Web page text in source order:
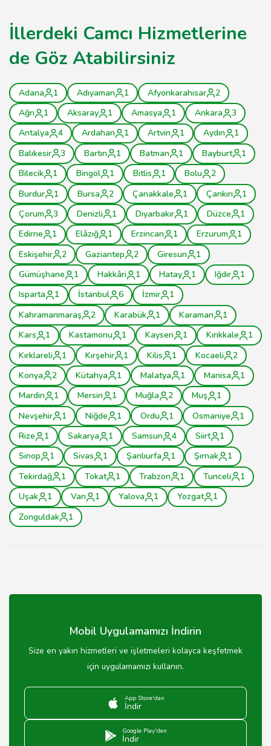
İllerdeki Camcı Hizmetlerine
de Göz Atabilirsiniz
Adana 1 Adıyaman 1 Afyonkarahisar
2
Ağrı
1 Aksaray 1 Amasya 1 Ankara
3
Antalya
4 Ardahan 1 Artvin 1 Aydın
1
Balıkesir
3 Bartın 1 Batman 1 Bayburt
1
Bilecik
1 Bingöl 1 Bitlis 1 Bolu
2
Burdur
1 Bursa 2 Çanakkale 1 Çankırı
1
Çorum
3 Denizli 1 Diyarbakır 1 Düzce
1
Edirne
1 Elâzığ 1 Erzincan 1 Erzurum
1
Eskişehir
2 Gaziantep 2 Giresun
1
Gümüşhane
1 Hakkâri 1 Hatay 1 Iğdır
1
Isparta
1 İstanbul 6 İzmir
1
Kahramanmaraş
2 Karabük 1 Karaman
1
Kars
1 Kastamonu 1 Kayseri 1 Kırıkkale
1
Kırklareli
1 Kırşehir 1 Kilis 1 Kocaeli
2
Konya
2 Kütahya 1 Malatya 1 Manisa
1
Mardin
1 Mersin 1 Muğla 2 Muş
1
Nevşehir
1 Niğde 1 Ordu 1 Osmaniye
1
Rize
1 Sakarya 1 Samsun 4 Siirt
1
Sinop
1 Sivas 1 Şanlıurfa 1 Şırnak
1
Tekirdağ
1 Tokat 1 Trabzon 1 Tunceli
1
Uşak
1 Van 1 Yalova 1 Yozgat
1
Zonguldak
1
Mobil Uygulamamızı İndirin
Size en yakın hizmetleri ve işletmeleri kolayca keşfetmek
için uygulamamızı kullanın.
App Store'dan
İndir
Google Play'den
İndir